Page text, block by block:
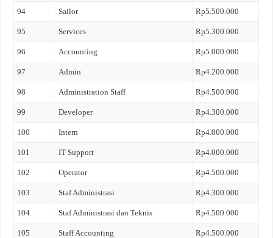
94 Sailor Rp5.500.000
95 Services Rp5.300.000
96 Accounting Rp5.000.000
97 Admin Rp4.200.000
98 Administration Staff Rp4.500.000
99 Developer Rp4.300.000
100 Intern Rp4.000.000
101 IT Support Rp4.000.000
102 Operator Rp4.500.000
103 Staf Administrasi Rp4.300.000
104 Staf Administrasi dan Teknis Rp4.500.000
105 Staff Accounting Rp4.500.000